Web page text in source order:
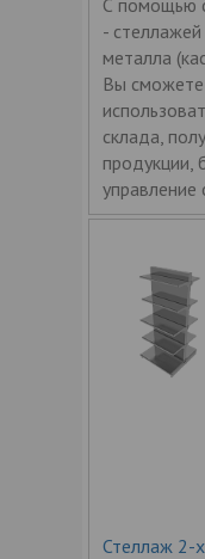
-
металла
Вы
склада,
продукции,
управление
Стеллаж 2-